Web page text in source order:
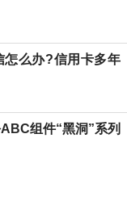
怎么办?信用卡多年
组件“黑洞”系列